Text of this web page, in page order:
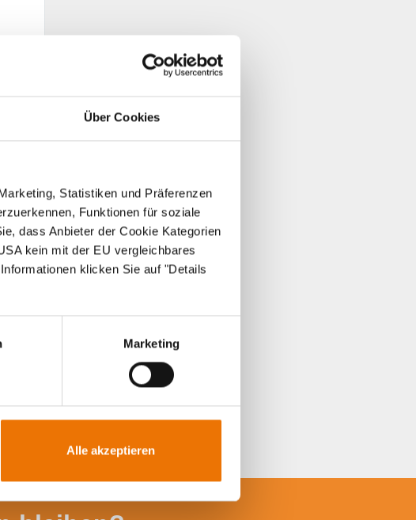
Über Cookies
Statistiken und Präferenzen
Funktionen für soziale
dass Anbieter der Cookie Kategorien
kein mit der EU vergleichbares
klicken Sie auf "Details
Marketing
Alle akzeptieren